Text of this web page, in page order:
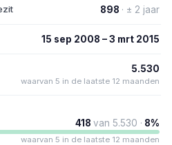
898 · ± 2 jaar
15 sep 2008 – 3 mrt 2015
5.530
waarvan 5 in de laatste 12 maanden
418 van 5.530 · 8%
waarvan 5 in de laatste 12 maanden